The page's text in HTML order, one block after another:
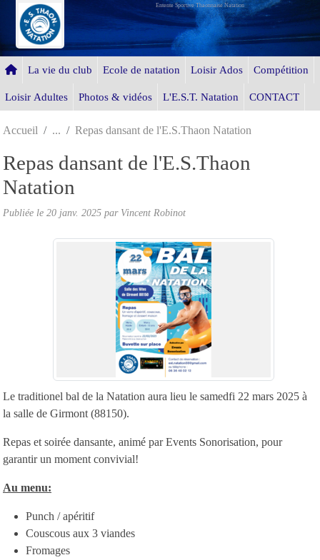
Entente Sportive Thaonnaise Natation
La vie du club Ecole de natation Loisir Ados Compétition
Loisir Adultes Photos & vidéos L'E.S.T. Natation CONTACT
Accueil Repas dansant de l'E.S.Thaon Natation
Repas dansant de l'E.S.Thaon
Natation
Publiée le 20 janv. 2025 par Vincent Robinot
Le traditionel bal de la Natation aura lieu le samedfi 22 mars 2025 à
la salle de Girmont (88150).
Repas et soirée dansante, animé par Events Sonorisation, pour
garantir un moment convivial!
Au menu:
Punch / apéritif
Couscous aux 3 viandes
Fromages
Panneau de gestion des cookies